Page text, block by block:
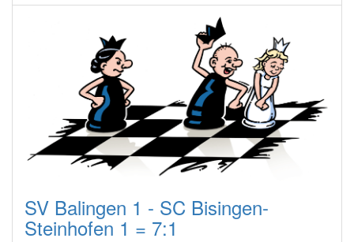
SV Balingen 1 - SC Bisingen-
Steinhofen 1 = 7:1